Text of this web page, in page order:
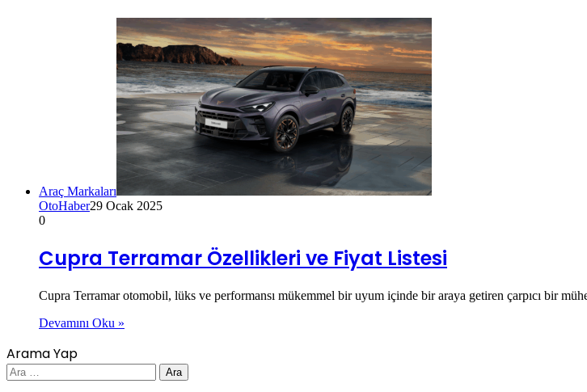
Araç Markaları
OtoHaber29 Ocak 2025
0
Cupra Terramar Özellikleri ve Fiyat Listesi
Cupra Terramar otomobil, lüks ve performansı mükemmel bir uyum içinde bir araya getiren çarpıcı bir
Devamını Oku »
Arama Yap
Arama: